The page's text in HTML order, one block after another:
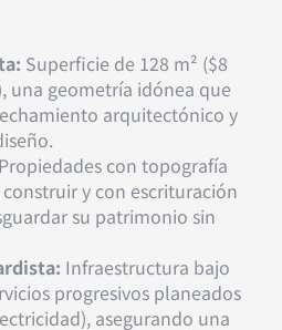
Superficie de 128 m² ($8
una geometría idónea que
arquitectónico y
Propiedades con topografía
y con escrituración
su patrimonio sin
Infraestructura bajo
progresivos planeados
asegurando una